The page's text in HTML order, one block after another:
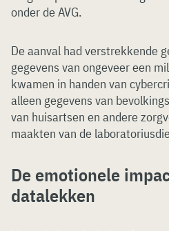
onder de AVG.
De aanval had verstrekkende
gegevens van ongeveer een
kwamen in handen van
alleen gegevens van
van huisartsen en andere
maakten van de
De emotionele
datalekken